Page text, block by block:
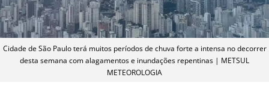
Cidade de São Paulo terá muitos períodos de chuva forte a intensa no decorrer
desta semana com alagamentos e inundações repentinas | METSUL
METEOROLOGIA